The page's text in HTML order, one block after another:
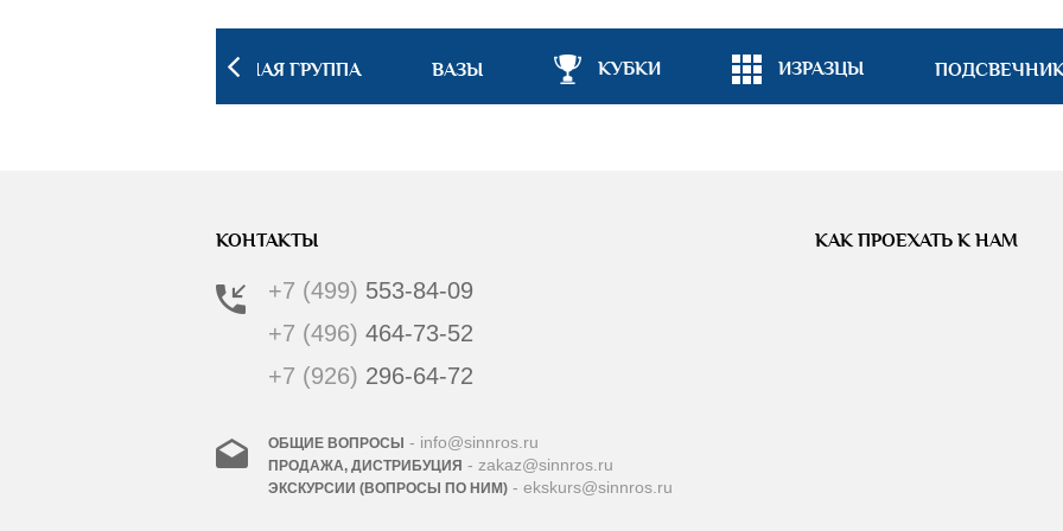
ПОСУДНАЯ ГРУППА ВАЗЫ КУБКИ ИЗРАЗЦЫ
КОНТАКТЫ
+7 (499) 553-84-09
+7 (496)464-73-52
+7 (926) 296-64-72
ОБЩИЕ ВОПРОСЫ - info@sinnros.ru
ПРОДАЖА, ДИСТРИБУЦИЯ - zakaz@sinnros.ru
ЭКСКУРСИИ (ВОПРОСЫ ПО НИМ) - ekskurs@sinnros.ru
КАК ПРОЕХАТЬ К НАМ